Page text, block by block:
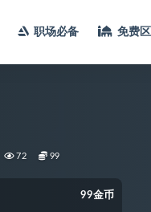
职场必备 免费区
72 99
99金币